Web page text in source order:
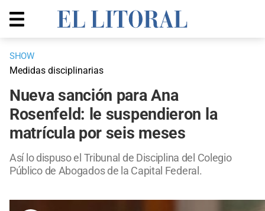
SHOW
Medidas disciplinarias
Nueva sanción para Ana
Rosenfeld: le suspendieron la
matrícula por seis meses
Así lo dispuso el Tribunal de Disciplina del Colegio
Público de Abogados de la Capital Federal.